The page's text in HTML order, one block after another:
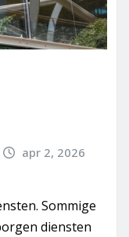
apr 2, 2026
Sommige
diensten